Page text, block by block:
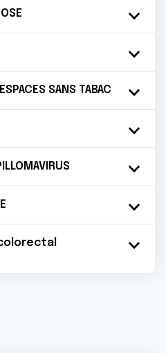
SANS TABAC